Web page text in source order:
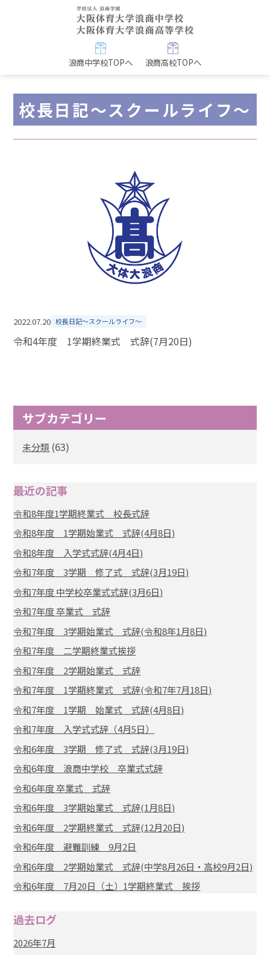
浪商中学校TOPへ 浪商高校TOPへ
校長日記～スクールライフ～
2022.07.20 校長日記～スクールライフ～
令和4年度 1学期終業式 式辞(7月20日)
サブカテゴリー
未分類 (63)
最近の記事
令和8年度1学期終業式 校長式辞
令和8年度 1学期始業式 式辞(4月8日)
令和8年度 入学式式辞(4月4日)
令和7年度 3学期 修了式 式辞(3月19日)
令和7年度 中学校卒業式式辞(3月6日)
令和7年度 卒業式 式辞
令和7年度 3学期始業式 式辞(令和8年1月8日)
令和7年度 二学期終業式挨拶
令和7年度 2学期始業式 式辞
令和7年度 1学期終業式 式辞(令和7年7月18日)
令和7年度 1学期 始業式 式辞(4月8日)
令和7年度 入学式式辞（4月5日）
令和6年度 3学期 修了式 式辞(3月19日)
令和6年度 浪商中学校 卒業式式辞
令和6年度 卒業式 式辞
令和6年度 3学期始業式 式辞(1月8日)
令和6年度 2学期終業式 式辞(12月20日)
令和6年度 避難訓練 9月2日
令和6年度 2学期始業式 式辞(中学8月26日・高校9月2日)
令和6年度 7月20日（土）1学期終業式 挨拶
過去ログ
2026年7月